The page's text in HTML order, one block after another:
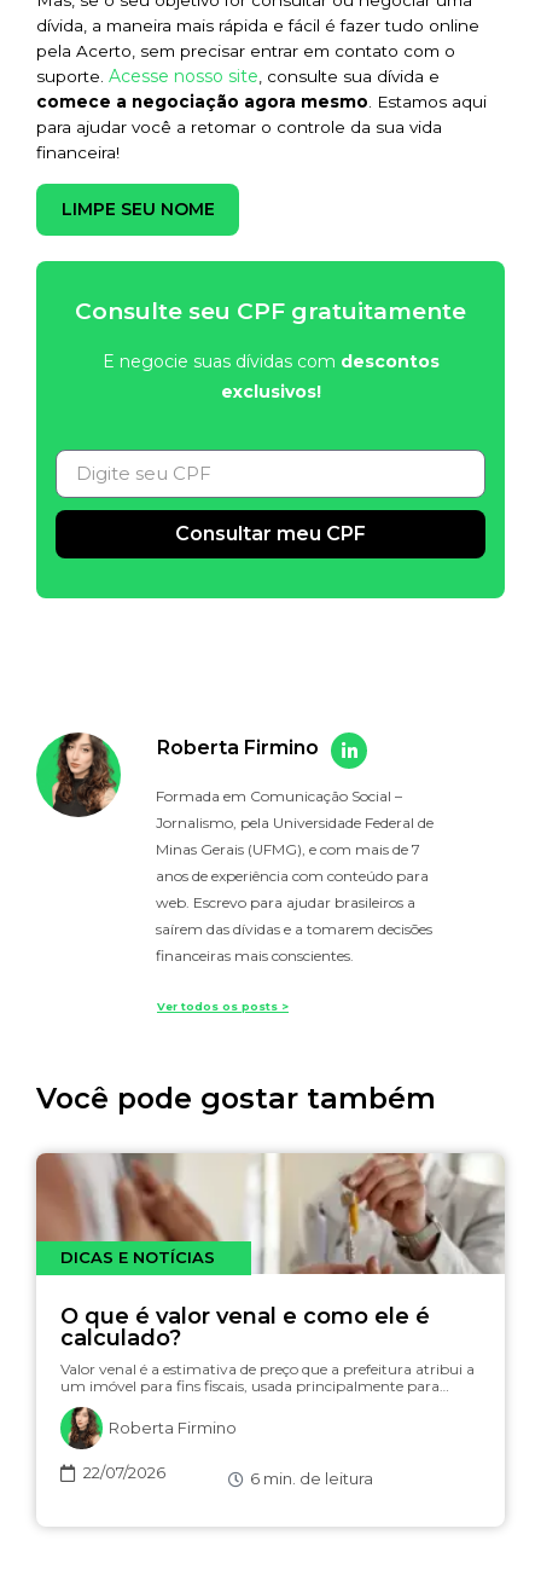
dívida, a maneira mais rápida e fácil é fazer tudo online
pela Acerto, sem precisar entrar em contato com o
suporte. Acesse nosso site , consulte sua dívida e
comece a negociação agora mesmo . Estamos aqui
para ajudar você a retomar o controle da sua vida
financeira!
LIMPE SEU NOME
Consulte seu CPF gratuitamente
E negocie suas dívidas com descontos
exclusivos!
Consultar meu CPF
Roberta Firmino
Formada em Comunicação Social –
Jornalismo, pela Universidade Federal de
Minas Gerais (UFMG), e com mais de 7
anos de experiência com conteúdo para
web. Escrevo para ajudar brasileiros a
saírem das dívidas e a tomarem decisões
financeiras mais conscientes.
Ver todos os posts >
Você pode gostar também
DICAS E NOTÍCIAS
O que é valor venal e como ele é
calculado?
Valor venal é a estimativa de preço que a prefeitura atribui a
um imóvel para fins fiscais, usada principalmente para…
Roberta Firmino
22/07/2026 6 min. de leitura